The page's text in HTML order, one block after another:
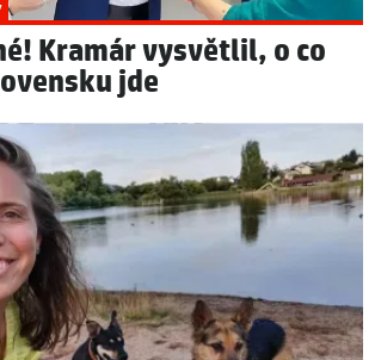
Kramár vysvětlil, o co
jde